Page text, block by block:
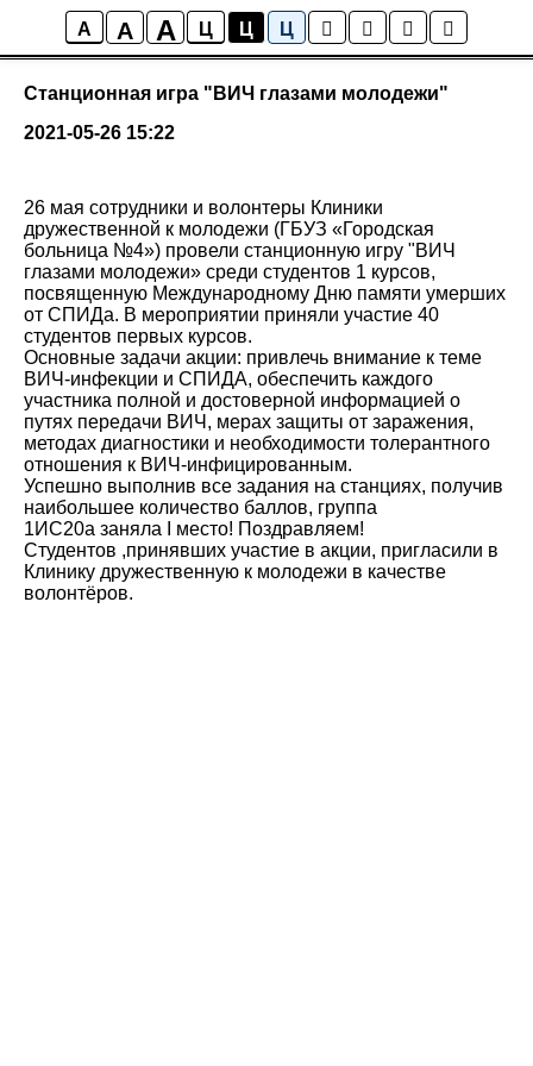
A A A Ц Ц Ц
Новости колледжа
Станционная игра "ВИЧ глазами молодежи"
2021-05-26 15:22
26 мая сотрудники и волонтеры Клиники
дружественной к молодежи (ГБУЗ «Городская
больница №4») провели станционную игру "ВИЧ
глазами молодежи» среди студентов 1 курсов,
посвященную Международному Дню памяти умерших
от СПИДа. В мероприятии приняли участие 40
студентов первых курсов.
Основные задачи акции: привлечь внимание к теме
ВИЧ-инфекции и СПИДА, обеспечить каждого
участника полной и достоверной информацией о
путях передачи ВИЧ, мерах защиты от заражения,
методах диагностики и необходимости толерантного
отношения к ВИЧ-инфицированным.
Успешно выполнив все задания на станциях, получив
наибольшее количество баллов, группа
1ИС20а заняла I место! Поздравляем!
Студентов ,принявших участие в акции, пригласили в
Клинику дружественную к молодежи в качестве
волонтёров.